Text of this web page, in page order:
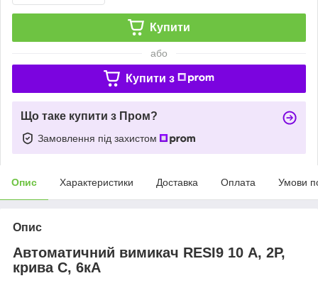
Купити
або
Купити з
Що таке купити з Пром?
Замовлення під захистом
Опис Характеристики Доставка Оплата Умови
Опис
Автоматичний вимикач RESI9 10 А, 2P,
крива С, 6кА